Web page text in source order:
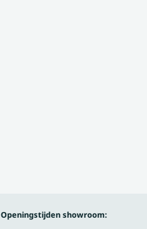
Openingstijden showroom: